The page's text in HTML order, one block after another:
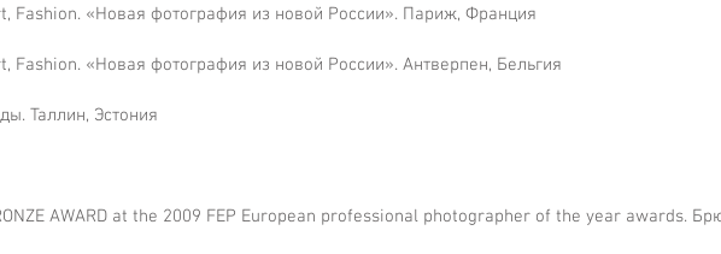
Fashion. «Новая фотография из новой России». Париж, Франция
Fashion. «Новая фотография из новой России». Антверпен, Бельгия
Таллин, Эстония
AWARD at the 2009 FEP European professional photographer of the year awards.